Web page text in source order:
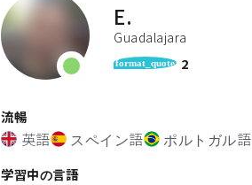
E.
Guadalajara
format_quote 2
流暢
英語 スペイン語 ポルトガル語
学習中の言語